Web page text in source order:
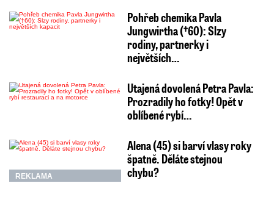
Pohřeb chemika Pavla
Jungwirtha (†60): Slzy
rodiny, partnerky i
největších…
Utajená dovolená Petra Pavla:
Prozradily ho fotky! Opět v
oblíbené rybí…
REKLAMA
Alena (45) si barví vlasy roky
špatně. Děláte stejnou
chybu?